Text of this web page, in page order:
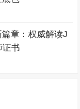
章：权威解读J
证书